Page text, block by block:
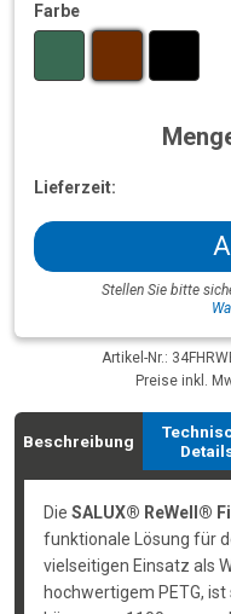
Farbe
Lieferzeit:
Stellen Sie bitte
Artikel-Nr.:
Preise inkl.
Beschreibung
Die SALUX® ReWell®
funktionale Lösung für
vielseitigen Einsatz als
hochwertigem PETG,